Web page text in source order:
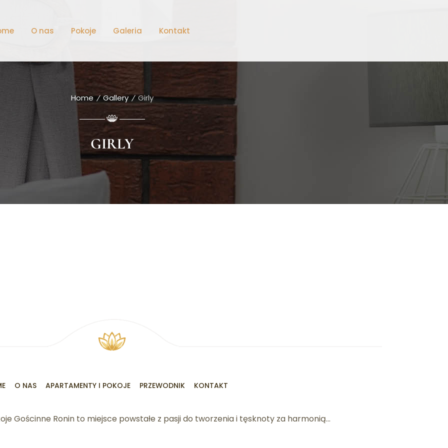
O nas Pokoje Galeria Kontakt
GIRLY
Home Gallery Girly
O NAS APARTAMENTY I POKOJE PRZEWODNIK KONTAKT
Gościnne Ronin to miejsce powstałe z pasji do tworzenia i tęsknoty za harmonią...